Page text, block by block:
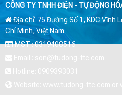
CÔNG TY TNHH ĐIỆN - TỰ ĐỘNG
Địa chỉ: 75 Đường Số 1, KDC Vĩnh
Chí Minh, Việt Nam
MST : 0319408516
Email : son@tudong-ttc.com
Hotline: 0909393031
Website: www.tudong-ttc.com or